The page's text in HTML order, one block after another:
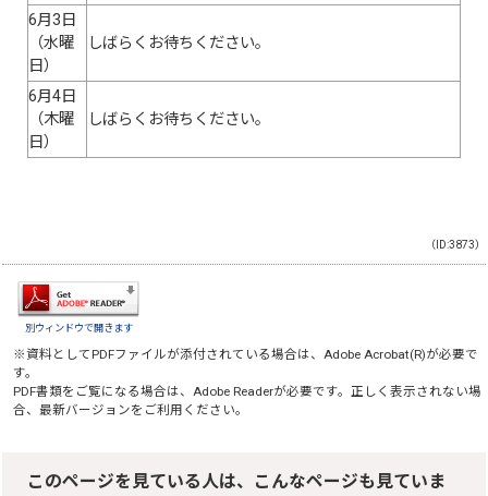
6月3日
（水曜
日）
しばらくお待ちください。
6月4日
（木曜
日）
しばらくお待ちください。
（ID:3873）
別ウィンドウで開きます
※資料としてPDFファイルが添付されている場合は、Adobe Acrobat(R)が必要で
す。
PDF書類をご覧になる場合は、Adobe Readerが必要です。正しく表示されない場
合、最新バージョンをご利用ください。
このページを見ている人は、こんなページも見ていま